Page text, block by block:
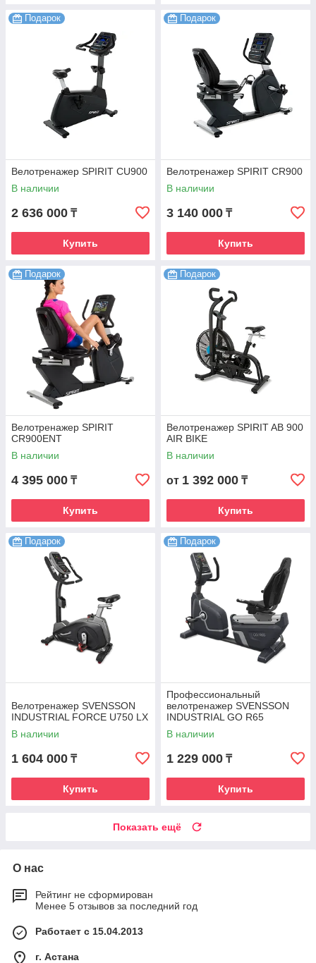
Подарок
Велотренажер SPIRIT CU900
В наличии
2 636 000 ₸
Купить
Подарок
Велотренажер SPIRIT CR900
В наличии
3 140 000 ₸
Купить
Подарок
Велотренажер SPIRIT
CR900ENT
В наличии
4 395 000 ₸
Купить
Подарок
Велотренажер SPIRIT AB 900
AIR BIKE
В наличии
от 1 392 000 ₸
Купить
Подарок
Велотренажер SVENSSON
INDUSTRIAL FORCE U750 LX
В наличии
1 604 000 ₸
Купить
Подарок
Профессиональный
велотренажер SVENSSON
INDUSTRIAL GO R65
В наличии
1 229 000 ₸
Купить
Показать ещё
О нас
Рейтинг не сформирован
Менее 5 отзывов за последний год
Работает с 15.04.2013
г. Астана